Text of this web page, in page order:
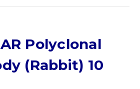
Polyclonal
(Rabbit) 10